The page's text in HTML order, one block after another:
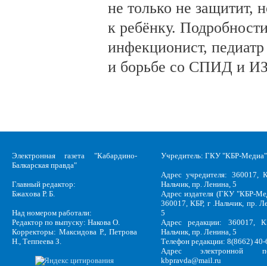
не только не защитит,
к ребёнку.
инфекционист,
и борьбе со СПИД и
Электронная газета "Кабардино-
Балкарская правда"
Главный редактор:
Бжахова Р. Б.
Над номером работали:
Редактор по выпуску: Накова О.
Корректоры: Максидова Р., Петрова
Н., Теппеева З.
Учредитель: ГКУ "КБР-Медиа"
Адрес учредителя: 360017,
Нальчик, пр. Ленина, 5
Адрес издателя (ГКУ "КБР-
360017, КБР, г .Нальчик, пр.
5
Адрес редакции: 360017,
Нальчик, пр. Ленина, 5
Телефон редакции: 8(8662)
Адрес электронной
kbpravda@mail.ru